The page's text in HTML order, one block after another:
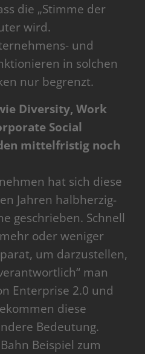
die „Stimme der
wird.
und
in solchen
nur begrenzt.
Diversity, Work
Social
mittelfristig noch
hat sich diese
Jahren halbherzig-
geschrieben. Schnell
oder weniger
um darzustellen,
man
Enterprise 2.0 und
diese
Bedeutung.
Beispiel zum